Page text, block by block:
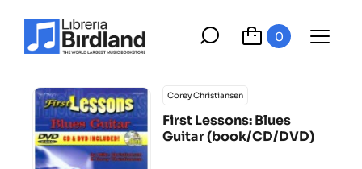
0
Corey Christiansen
First Lessons: Blues
Guitar (book/CD/DVD)